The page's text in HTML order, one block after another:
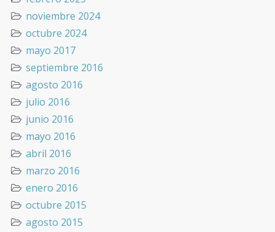
noviembre 2024
octubre 2024
mayo 2017
septiembre 2016
agosto 2016
julio 2016
junio 2016
mayo 2016
abril 2016
marzo 2016
enero 2016
octubre 2015
agosto 2015